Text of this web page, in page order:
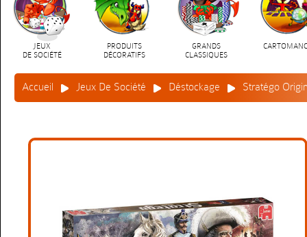
JEUX
DE SOCIÉTÉ
PRODUITS
DÉCORATIFS
GRANDS
CLASSIQUES
Accueil Jeux De Société Déstockage Stratégo